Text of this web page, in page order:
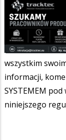
Suwalski
wszystkim
informacji,
SYSTEMEM
niniejszego